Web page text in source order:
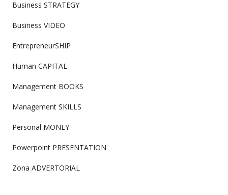
Business STRATEGY
Business VIDEO
EntrepreneurSHIP
Human CAPITAL
Management BOOKS
Management SKILLS
Personal MONEY
Powerpoint PRESENTATION
Zona ADVERTORIAL